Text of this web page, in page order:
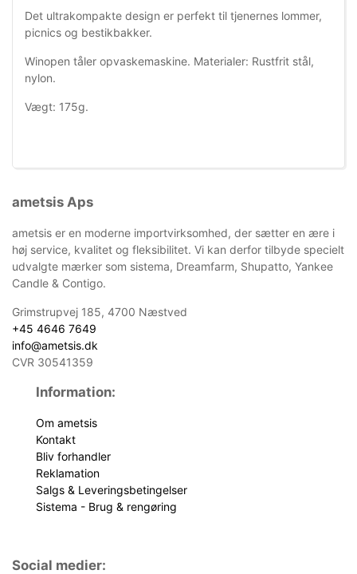
Det ultrakompakte design er perfekt til tjenernes lommer,
picnics og bestikbakker.
Winopen tåler opvaskemaskine. Materialer: Rustfrit stål,
nylon.
Vægt: 175g.
ametsis Aps
ametsis er en moderne importvirksomhed, der sætter en ære i
høj service, kvalitet og fleksibilitet. Vi kan derfor tilbyde specielt
udvalgte mærker som sistema, Dreamfarm, Shupatto, Yankee
Candle & Contigo.
Grimstrupvej 185, 4700 Næstved
+45 4646 7649
info@ametsis.dk
CVR 30541359
Information:
Om ametsis
Kontakt
Bliv forhandler
Reklamation
Salgs & Leveringsbetingelser
Sistema - Brug & rengøring
Social medier: